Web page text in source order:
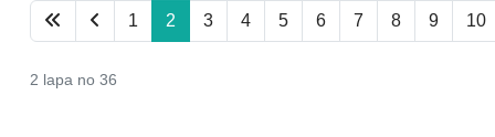
1 2 3 4 5 6 7 8 9 10
2 lapa no 36